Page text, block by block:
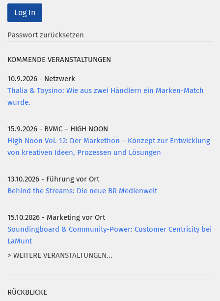
MARKETING PIONIERE
Newsletter
Clubmagazin
MCM Club TV
Mitglied werden
PODCAST
KONTAKT
Passwort zurücksetzen
KOMMENDE VERANSTALTUNGEN
10.9.2026 - Netzwerk
Thalia & Toysino: Wie aus zwei Händlern ein Marken-Match
wurde.
15.9.2026 - BVMC – HIGH NOON
High Noon Vol. 12: Der Markethon – Konzept zur Entwicklung
von kreativen Ideen, Prozessen und Lösungen
13.10.2026 - Führung vor Ort
Behind the Streams: Die neue BR Medienwelt
15.10.2026 - Marketing vor Ort
Soundingboard & Community-Power: Customer Centricity bei
LaMunt
> WEITERE VERANSTALTUNGEN...
RÜCKBLICKE